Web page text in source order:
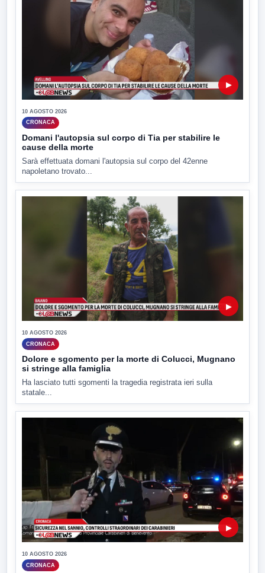
▶
10 AGOSTO 2026
CRONACA
Domani l'autopsia sul corpo di Tia per stabilire le
cause della morte
Sarà effettuata domani l'autopsia sul corpo del 42enne
napoletano trovato...
▶
10 AGOSTO 2026
CRONACA
Dolore e sgomento per la morte di Colucci, Mugnano
si stringe alla famiglia
Ha lasciato tutti sgomenti la tragedia registrata ieri sulla
statale...
▶
10 AGOSTO 2026
CRONACA